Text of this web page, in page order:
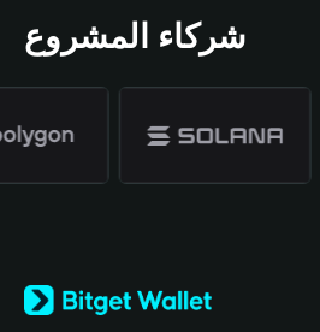
شركاء المشروع